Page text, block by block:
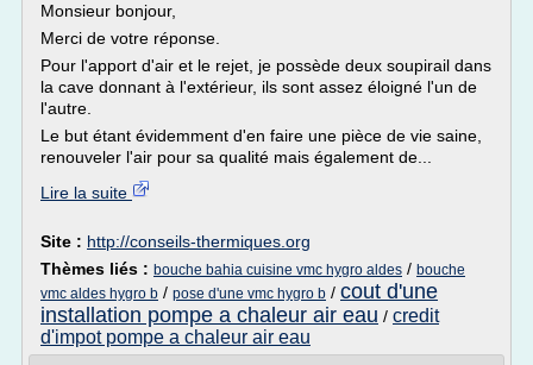
Monsieur bonjour,
Merci de votre réponse.
Pour l'apport d'air et le rejet, je possède deux soupirail dans
la cave donnant à l'extérieur, ils sont assez éloigné l'un de
l'autre.
Le but étant évidemment d'en faire une pièce de vie saine,
renouveler l'air pour sa qualité mais également de...
Lire la suite
Site : http://conseils-thermiques.org
Thèmes liés : bouche bahia cuisine vmc hygro aldes / bouche
vmc aldes hygro b / pose d'une vmc hygro b / cout d'une
installation pompe a chaleur air eau / credit
d'impot pompe a chaleur air eau